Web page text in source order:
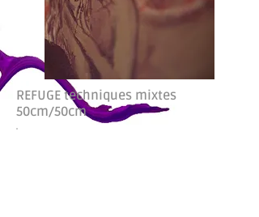
REFUGE techniques mixtes
50cm/50cm